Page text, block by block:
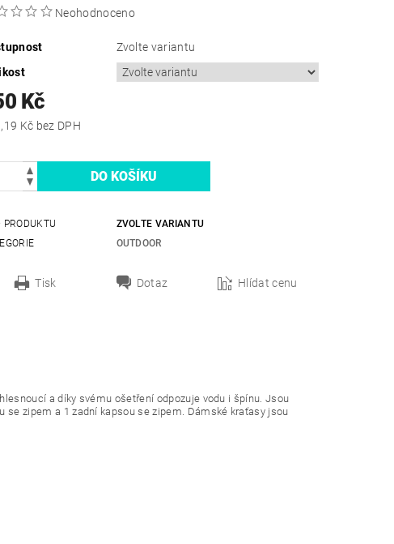
Neohodnoceno
Zvolte variantu
Kč
537,19 Kč bez DPH
PRODUKTU
ZVOLTE VARIANTU
OUTDOOR
Tisk Dotaz Hlídat cenu
a díky svému ošetření odpozuje vodu i špínu. Jsou
se zipem a 1 zadní kapsou se zipem. Dámské kraťasy jsou